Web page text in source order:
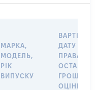
МАРКА,
МОДЕЛЬ,
РІК
ВИПУСКУ
ВАРТІСТЬ
ДАТУ
ПРАВА
ОЦІНКОЮ,